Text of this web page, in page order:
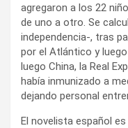
agregaron a los 22
de uno a otro. Se
independencia-, tras
por el Atlántico y
luego China, la Real
había inmunizado a
dejando personal
El novelista español